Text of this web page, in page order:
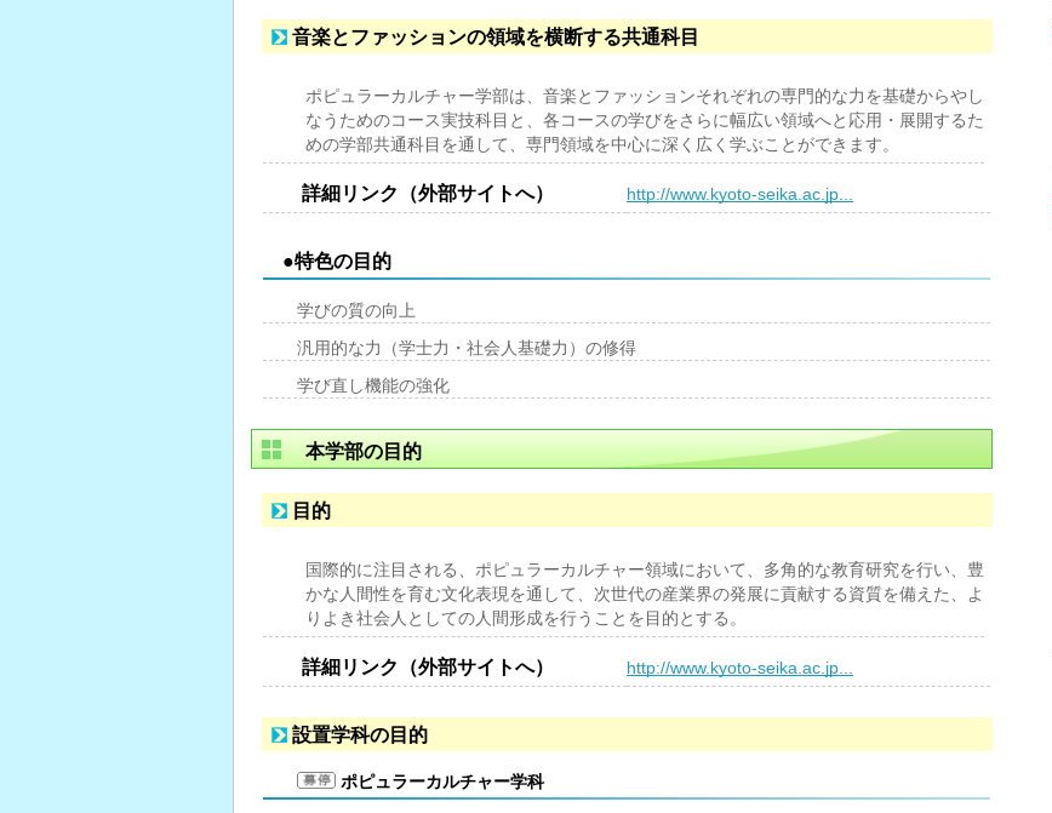
音楽とファッションの領域を横断する共通科目
ポピュラーカルチャー学部は、音楽とファッションそれぞれの専門的な力を基礎からやし
なうためのコース実技科目と、各コースの学びをさらに幅広い領域へと応用・展開するた
めの学部共通科目を通して、専門領域を中心に深く広く学ぶことができます。
詳細リンク（外部サイトへ） http://www.kyoto-seika.ac.jp...
●特色の目的
学びの質の向上
汎用的な力（学士力・社会人基礎力）の修得
学び直し機能の強化
本学部の目的
目的
国際的に注目される、ポピュラーカルチャー領域において、多角的な教育研究を行い、豊
かな人間性を育む文化表現を通して、次世代の産業界の発展に貢献する資質を備えた、よ
りよき社会人としての人間形成を行うことを目的とする。
詳細リンク（外部サイトへ） http://www.kyoto-seika.ac.jp...
設置学科の目的
ポピュラーカルチャー学科